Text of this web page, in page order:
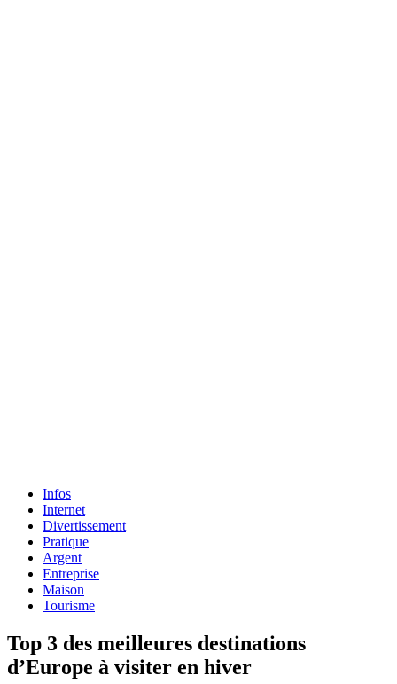
Formulaire
recherche
Infos
Internet
Divertissement
Pratique
Argent
Entreprise
Maison
Tourisme
Menu
Top 3 des meilleures destinations
d’Europe à visiter en hiver